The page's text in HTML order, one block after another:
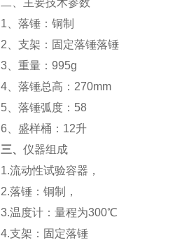
二、 主要技术参数
1、 落锤：铜制
2、 支架：固定落锤落锤
3、 重量： 995g
4、 落锤总高： 270mm
5、 落锤弧度： 58
6
盛样桶： 12升
三、 仪器组成
1.流动性试验容器，
2.落锤：铜制，
3.温度计：量程为300℃
4.支架：固定落锤